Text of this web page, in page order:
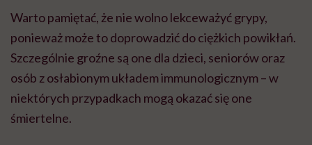
Warto pamiętać, że nie wolno lekceważyć grypy,
ponieważ może to doprowadzić do ciężkich powikłań.
Szczególnie groźne są one dla dzieci, seniorów oraz
osób z osłabionym układem immunologicznym – w
niektórych przypadkach mogą okazać się one
śmiertelne.